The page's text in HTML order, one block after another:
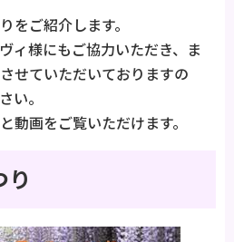
をご紹介します。
ィ様にもご協力いただき、ま
せていただいておりますの
い。
動画をご覧いただけます。
り